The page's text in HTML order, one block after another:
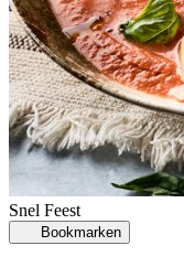
Snel Feest
Bookmarken